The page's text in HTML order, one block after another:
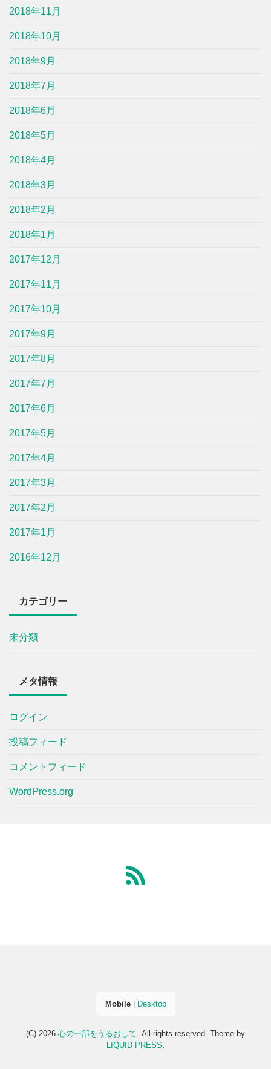
2018年11月
2018年10月
2018年9月
2018年7月
2018年6月
2018年5月
2018年4月
2018年3月
2018年2月
2018年1月
2017年12月
2017年11月
2017年10月
2017年9月
2017年8月
2017年7月
2017年6月
2017年5月
2017年4月
2017年3月
2017年2月
2017年1月
2016年12月
カテゴリー
未分類
メタ情報
ログイン
投稿フィード
コメントフィード
WordPress.org
Mobile| Desktop
(C) 2026 心の一部をうるおして . All rights reserved. Theme by
LIQUID PRESS